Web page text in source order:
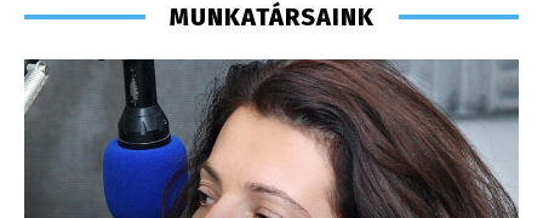
MUNKATÁRSAINK